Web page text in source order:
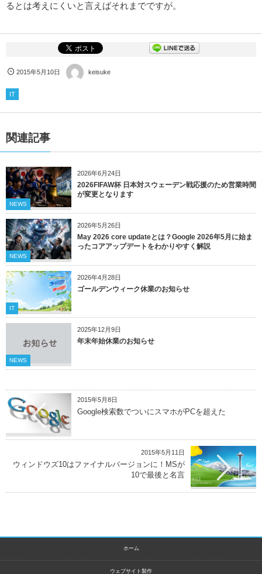
るとは考えにくいと言えばそれまでですが。
2015年5月10日 keisuke
IT
関連記事
2026年6月24日
NEWS
2026FIFAW杯 日本対スウェーデン戦応援のため営業時間
が変更となります
2026年5月26日
NEWS
May 2026 core updateとは？Google 2026年5月に始ま
ったコアアップデートをわかりやすく解説
2026年4月28日
IT
ゴールデンウィーク休業のお知らせ
2025年12月9日
NEWS
年末年始休業のお知らせ
2015年5月8日
Google検索数でついにスマホがPCを超えた
2015年5月11日
ウィンドウズ10はファイナルバージョンに！MSが
10で最後と名言
ホーム
ウェブサイト製作